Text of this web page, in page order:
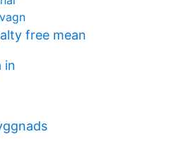
free mean
in